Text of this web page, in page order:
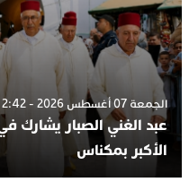
الجمعة 07 أغسطس 2026 - 2:42
عبد الغني الصبار
الأكبر بمكناس